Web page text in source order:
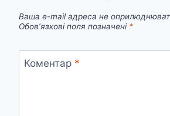
Ваша e-mail адреса не
Обов’язкові поля позначені *
Коментар *